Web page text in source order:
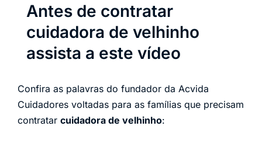
Antes de contratar
cuidadora de velhinho
assista a este vídeo
Confira as palavras do fundador da Acvida
Cuidadores voltadas para as famílias que precisam
contratar cuidadora de velhinho: